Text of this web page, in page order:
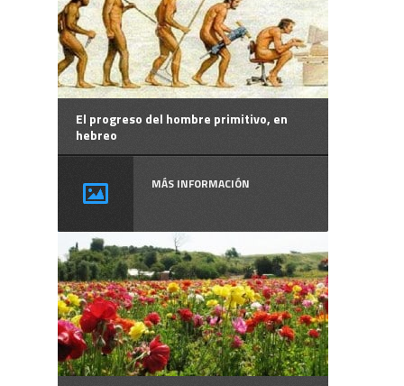
El progreso del hombre primitivo, en
hebreo
MÁS INFORMACIÓN